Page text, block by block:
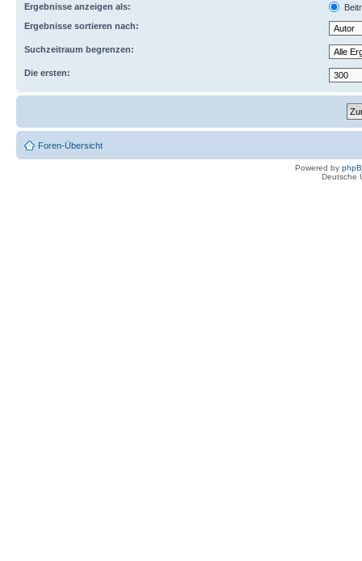
Ergebnisse anzeigen als:
Ergebnisse sortieren nach:
Suchzeitraum begrenzen:
Die ersten:
Foren-Übersicht
Powered by
Deutsche